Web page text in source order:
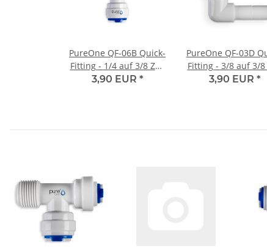
PureOne QF-06B Quick-
Fitting - 1/4 auf 3/8 Zoll
| I-Form
3,90 EUR *
PureOne QF-03D
Fitting - 3/8 auf 3/8
| L-Form
3,90 EUR *